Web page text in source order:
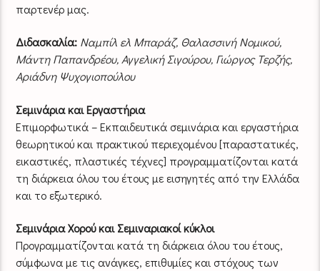
παρτενέρ μας.
Διδασκαλία: Ναμπίλ ελ Μπαράζ, Θαλασσινή Νομικού,
Μάντη Παπανδρέου, Αγγελική Σιγούρου, Γιώργος Τερζής,
Αριάδνη Ψυχογιοπούλου
Σεμινάρια και Εργαστήρια
Επιμορφωτικά – Εκπαιδευτικά σεμινάρια και εργαστήρια
θεωρητικού και πρακτικού περιεχομένου [παραστατικές,
εικαστικές, πλαστικές τέχνες] προγραμματίζονται κατά
τη διάρκεια όλου του έτους με εισηγητές από την Ελλάδα
και το εξωτερικό.
Σεμινάρια Χορού και Σεμιναριακοί κύκλοι
Προγραμματίζονται κατά τη διάρκεια όλου του έτους,
σύμφωνα με τις ανάγκες, επιθυμίες και στόχους των